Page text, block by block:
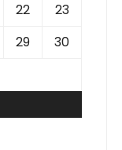
22
23
29
30